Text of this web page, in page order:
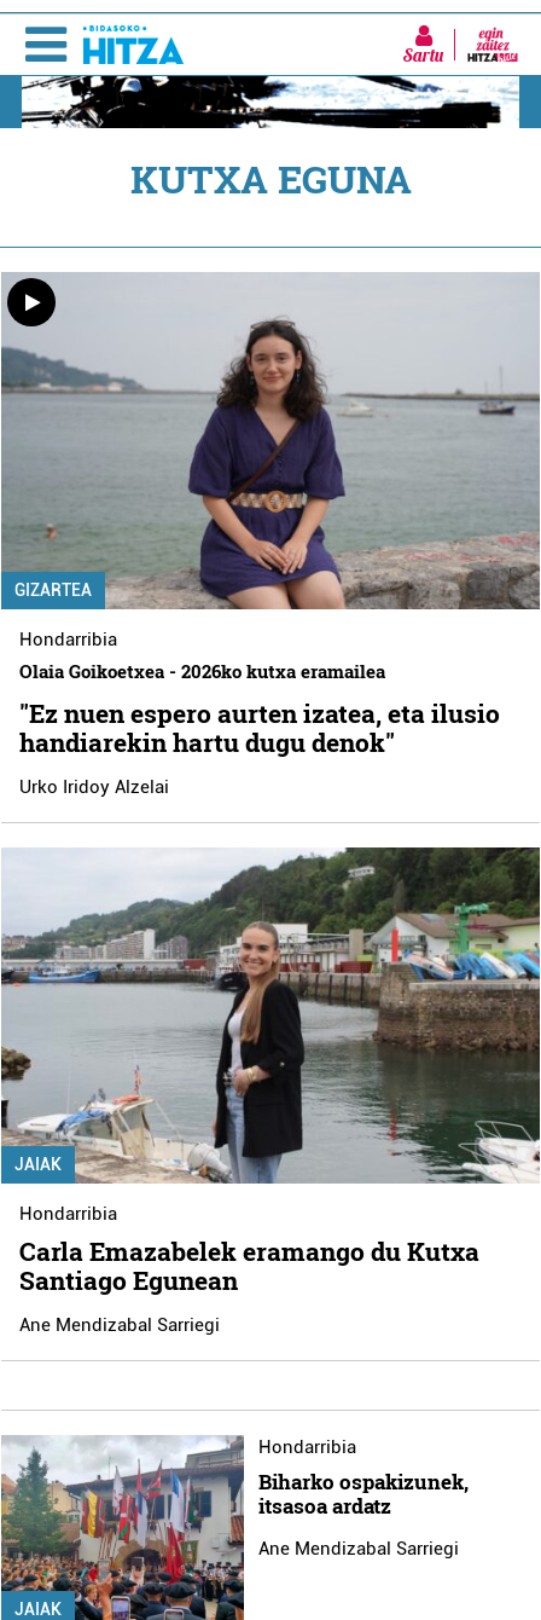
Sartu
KUTXA EGUNA
GIZARTEA
Hondarribia
Olaia Goikoetxea - 2026ko kutxa eramailea
"Ez nuen espero aurten izatea, eta ilusio
handiarekin hartu dugu denok"
Urko Iridoy Alzelai
JAIAK
Hondarribia
Carla Emazabelek eramango du Kutxa
Santiago Egunean
Ane Mendizabal Sarriegi
JAIAK
Hondarribia
Biharko ospakizunek,
itsasoa ardatz
Ane Mendizabal Sarriegi